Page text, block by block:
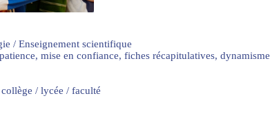
/ Enseignement scientifique
mise en confiance, fiches récapitulatives, dynamisme
/ lycée / faculté